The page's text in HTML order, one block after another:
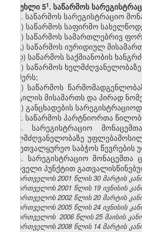
მუხლი 5​1. საწარმოს
1. საწარმოს სარეგისტრაციო
ა) საწარმოს საფირმო
ბ) საწარმოს სამართლებრივ
გ) საწარმოს იურიდიულ
დ) საწარმოს საქმიანობის
ე) საწარმოს
ნომერს;
ვ) საწარმოს
ადგილის მისამართს და პირად
ზ) განცხადების
2. საწარმოს პარტნიორთა
3. სარეგისტრაციო
ხელმძღვანელობაზე
სამეთვალყურეო საბჭოს
4. სარეგისტრაციო
პირველი პუნქტით
საქართველოს 2001 წლის 30 მარტის
საქართველოს 2001 წლის 19 ივნისის
საქართველოს 2002 წლის 20 მარტის
საქართველოს 2005 წლის 24 ივნისის
საქართველოს 2006 წლის 25 მაისის
საქართველოს 2008 წლის 14 მარტის